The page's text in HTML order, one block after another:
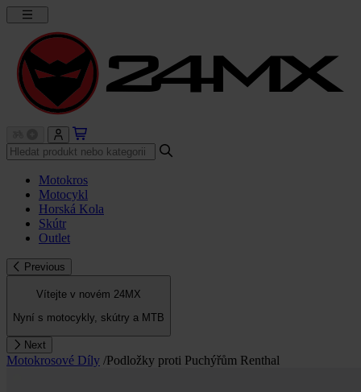
Motokros
Motocykl
Horská Kola
Skútr
Outlet
Previous
Vítejte v novém 24MX
Nyní s motocykly, skútry a MTB
Next
Motokrosové Díly /Podložky proti Puchýřům Renthal